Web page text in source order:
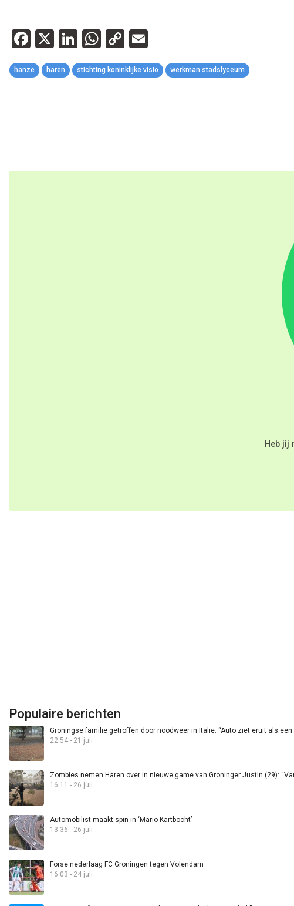
Facebook
X LinkedIn
WhatsApp
Copy
Link
hanze haren stichting koninklijke visio werkman stadslyceum
Heb jij
Populaire berichten
Groningse familie getroffen door noodweer in Italië: “Auto ziet eruit als een
22:54 - 21 juli
Zombies nemen Haren over in nieuwe game van Groninger Justin (29):
16:11 - 26 juli
Automobilist maakt spin in ‘Mario Kartbocht’
13:36 - 26 juli
Forse nederlaag FC Groningen tegen Volendam
16:03 - 24 juli